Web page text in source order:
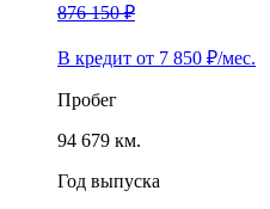
876 150 ₽
В кредит от 7 850 ₽/мес.
Пробег
94 679 км.
Год выпуска